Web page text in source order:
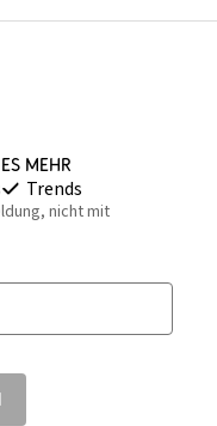
mehr
Trends
nicht mit